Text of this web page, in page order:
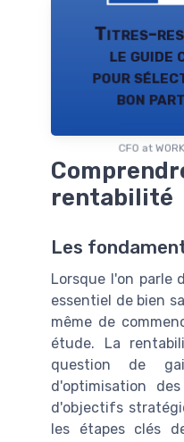
Titres-
le guide
pour
bon
CFO at
rentabilité
Les
Lorsque l'on parle
essentiel de bien
même de
étude. La
question de
d'optimisation
d'objectifs
les étapes clés